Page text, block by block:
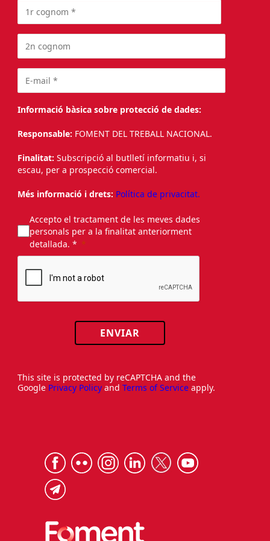
Informació bàsica sobre protecció de dades:
Responsable: FOMENT DEL TREBALL NACIONAL.
Finalitat: Subscripció al butlletí informatiu i, si
escau, per a prospecció comercial.
Més informació i drets: Política de privacitat.
Accepto el tractament de les meves dades
personals per a la finalitat anteriorment
detallada. *
ENVIAR
This site is protected by reCAPTCHA and the
Google Privacy Policy and Terms of Service apply.